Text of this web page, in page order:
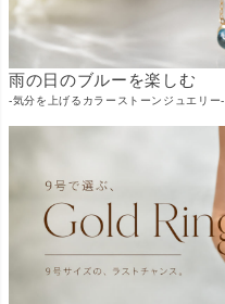
雨の日のブルーを楽しむ
-気分を上げるカラーストーンジュエリー-